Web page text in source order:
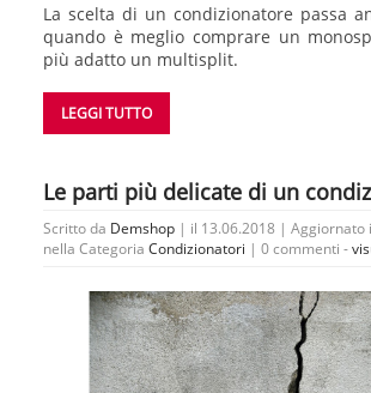
La scelta di un condizionatore passa
quando è meglio comprare un
più adatto un multisplit.
LEGGI TUTTO
Le parti più delicate di un
Scritto da Demshop | il 13.06.2018 | Aggiornato
nella Categoria Condizionatori | 0 commenti -